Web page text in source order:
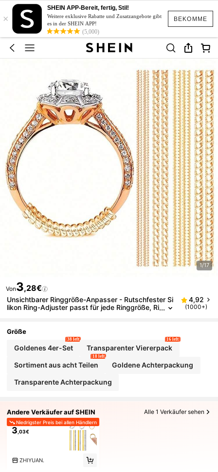
BEKOMME
×
SHEIN APP-Bereit, fertig, Stil!
Weitere exklusive Rabatte und Zusatzangebote gibt
es in der SHEIN APP!
(5,000)
1/17
Von3,28€
Unsichtbarer Ringgröße-Anpasser - Rutschfester Si
likon Ring-Adjuster passt für jede Ringgröße, Ri
4,92
(1000+)
Größe
Goldenes 4er-Set
38 left
Transparenter Viererpack
16 left
Sortiment aus acht Teilen
18 left
Goldene Achterpackung
Transparente Achterpackung
Andere Verkäufer auf SHEIN Alle 1 Verkäufer sehen
Niedrigster Preis bei allen Händlern
3 ,03€
ZHIYUAN.